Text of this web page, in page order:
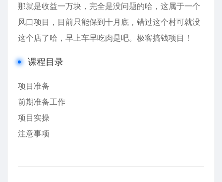
那就是收益一万块，完全是没问题的哈，这属于一个
风口项目，目前只能保到十月底，错过这个村可就没
这个店了哈，早上车早吃肉是吧。极客搞钱项目！
课程目录
项目准备
前期准备工作
项目实操
注意事项